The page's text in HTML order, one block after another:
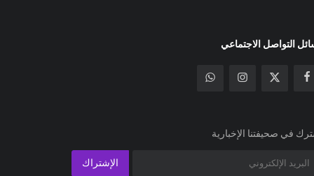
التواصل الاجتماعي
في صحيفتنا الإخبارية
الإشتراك